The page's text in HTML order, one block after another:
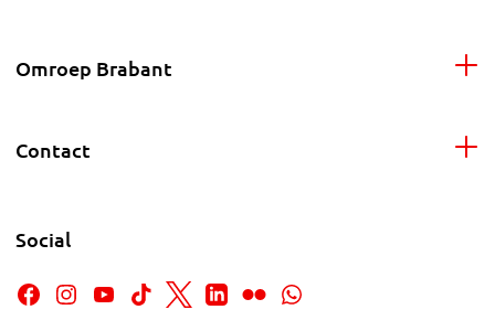
Omroep Brabant
Contact
Social